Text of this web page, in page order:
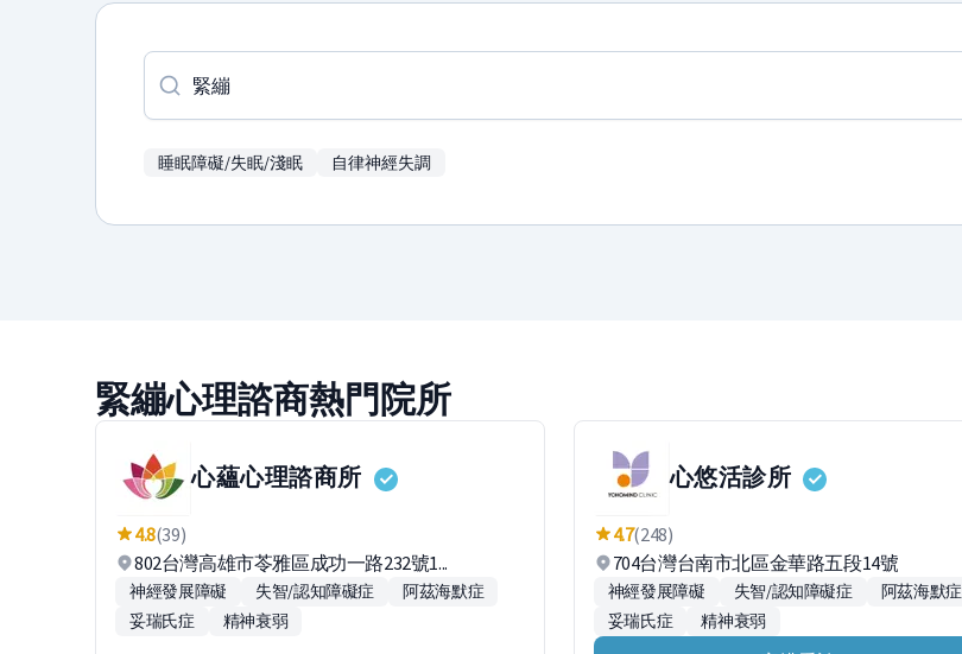
睡眠障礙/失眠/淺眠 自律神經失調
緊繃心理諮商熱門院所
心蘊心理諮商所
4.8(39)
802台灣高雄市苓雅區成功一路232號1...
神經發展障礙 失智/認知障礙症
阿茲海默症
妥瑞氏症
精神衰弱
心悠活診所
4.7(248)
704台灣台南市北區金華路五段14號
神經發展障礙 失智/認知障礙症
阿茲海默症
妥瑞氏症
精神衰弱